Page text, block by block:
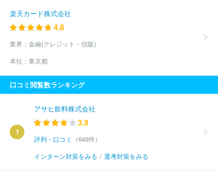
楽天カード株式会社
4.8
業界： 金融(クレジット・信販)
本社： 東京都
口コミ閲覧数ランキング
1
アサヒ飲料株式会社
3.9
評判・口コミ
（649件）
インターン対策をみる / 選考対策をみる